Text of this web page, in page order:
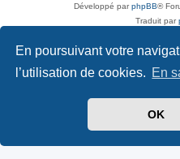
En poursuivant votre
l’utilisation de cookies. En
OK
Développé parphpBB®
Traduit par